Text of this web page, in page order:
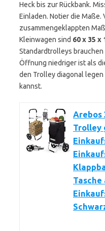
Heck bis zur Rückbank.
Einladen. Notier die Maße.
zusammengeklappten
Kleinwagen sind 60 x 35 x
Standardtrolleys
Öffnung niedriger ist als
den Trolley diagonal
kannst.
Arebos
Trolley
Tasche